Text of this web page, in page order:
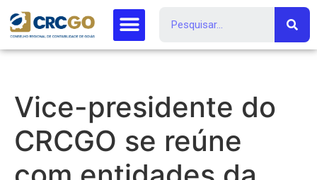
Vice-presidente do
CRCGO se reúne